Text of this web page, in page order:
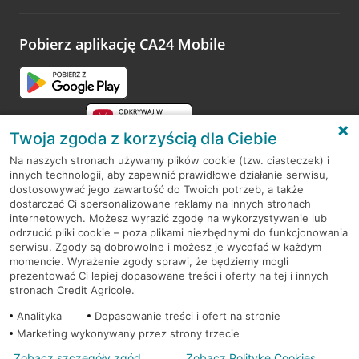
opinie.
Pobierz aplikację CA24 Mobile
RODO
Regulamin serwisu
Mapa serwisu
PolitykaCookies
Twoja zgoda z korzyścią dla Ciebie
Na naszych stronach używamy plików cookie (tzw. ciasteczek) i
innych technologii, aby zapewnić prawidłowe działanie serwisu,
dostosowywać jego zawartość do Twoich potrzeb, a także
dostarczać Ci spersonalizowane reklamy na innych stronach
internetowych. Możesz wyrazić zgodę na wykorzystywanie lub
odrzucić pliki cookie – poza plikami niezbędnymi do funkcjonowania
serwisu. Zgody są dobrowolne i możesz je wycofać w każdym
momencie. Wyrażenie zgody sprawi, że będziemy mogli
prezentować Ci lepiej dopasowane treści i oferty na tej i innych
stronach Credit Agricole.
Analityka
Dopasowanie treści i ofert na stronie
Marketing wykonywany przez strony trzecie